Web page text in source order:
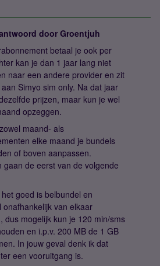
door Groentjuh
betaal je ook per
kan je dan 1 jaar lang niet
naar een andere provider en zit
Simyo sim only. Na dat jaar
prijzen, maar kun je wel
opzeggen.
maand- als
elke maand je bundels
of boven aanpassen.
gaan de eerst van de volgende
goed is belbundel en
onafhankelijk van elkaar
dus mogelijk kun je 120 min/sms
en i.p.v. 200 MB de 1 GB
In jouw geval denk ik dat
een vooruitgang is.